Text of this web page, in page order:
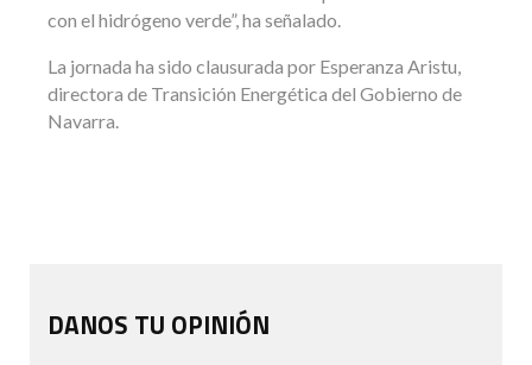
con el hidrógeno verde”, ha señalado.
La jornada ha sido clausurada por Esperanza Aristu,
directora de Transición Energética del Gobierno de
Navarra.
DANOS TU OPINIÓN